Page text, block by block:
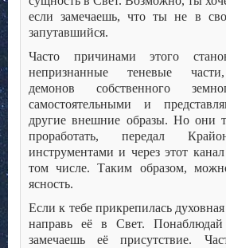
если замечаешь, что ты не в
запутавшийся.
Часто причинами этого
непризнанные теневые
демонов собственного
самостоятельными и
другие внешние образы. Но они
проработать, передал
инструментами и через этот
том числе. Таким образом,
ясность.
Если к тебе прикрепилась духовная
направь её в Свет.
замечаешь её присутствие.